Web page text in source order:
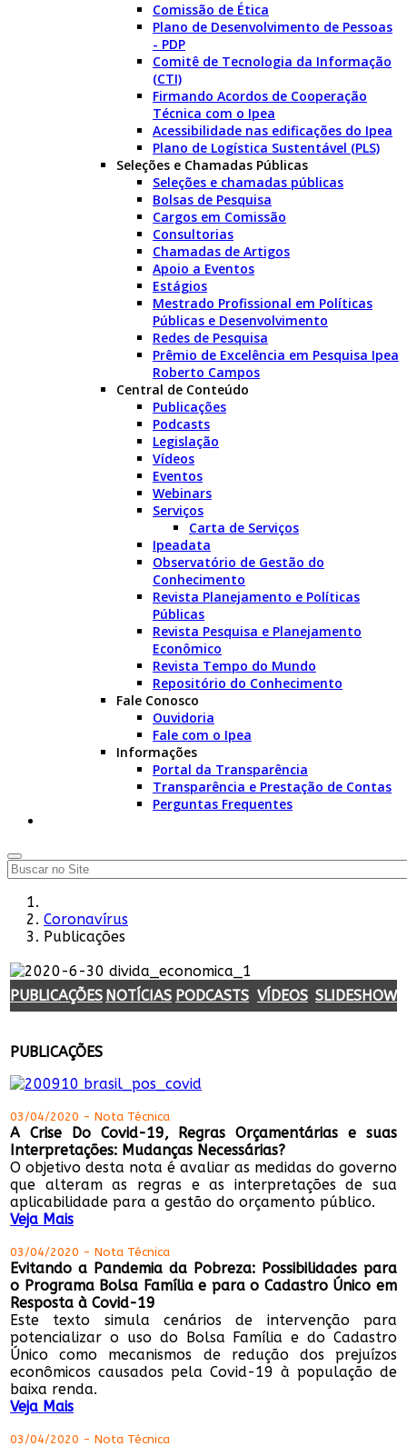
Comissão de Ética
Plano de Desenvolvimento de Pessoas
- PDP
Comitê de Tecnologia da Informação
(CTI)
Firmando Acordos de Cooperação
Técnica com o Ipea
Acessibilidade nas edificações do Ipea
Plano de Logística Sustentável (PLS)
Seleções e Chamadas Públicas
Seleções e chamadas públicas
Bolsas de Pesquisa
Cargos em Comissão
Consultorias
Chamadas de Artigos
Apoio a Eventos
Estágios
Mestrado Profissional em Políticas
Públicas e Desenvolvimento
Redes de Pesquisa
Prêmio de Excelência em Pesquisa Ipea
Roberto Campos
Central de Conteúdo
Publicações
Podcasts
Legislação
Vídeos
Eventos
Webinars
Serviços
Carta de Serviços
Ipeadata
Observatório de Gestão do
Conhecimento
Revista Planejamento e Políticas
Públicas
Revista Pesquisa e Planejamento
Econômico
Revista Tempo do Mundo
Repositório do Conhecimento
Fale Conosco
Ouvidoria
Fale com o Ipea
Informações
Portal da Transparência
Transparência e Prestação de Contas
Perguntas Frequentes
Coronavírus
Publicações
PUBLICAÇÕES NOTÍCIAS PODCASTS VÍDEOS SLIDESHOW
PUBLICAÇÕES
03/04/2020 - Nota Técnica
A Crise Do Covid-19, Regras Orçamentárias e suas
Interpretações: Mudanças Necessárias?
O objetivo desta nota é avaliar as medidas do governo
que alteram as regras e as interpretações de sua
aplicabilidade para a gestão do orçamento público.
Veja Mais
03/04/2020 - Nota Técnica
Evitando a Pandemia da Pobreza: Possibilidades para
o Programa Bolsa Família e para o Cadastro Único em
Resposta à Covid-19
Este texto simula cenários de intervenção para
potencializar o uso do Bolsa Família e do Cadastro
Único como mecanismos de redução dos prejuízos
econômicos causados pela Covid-19 à população de
baixa renda.
Veja Mais
03/04/2020 - Nota Técnica